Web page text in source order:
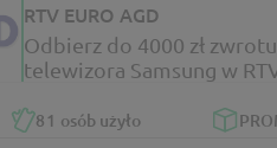
RTV EURO AGD
Odbierz do 4000 zł
telewizora Samsung w
81 osób użyło